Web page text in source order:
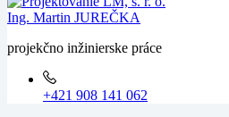
Ing. Martin JUREČKA
projekčno inžinierske práce
+421 908 141 062